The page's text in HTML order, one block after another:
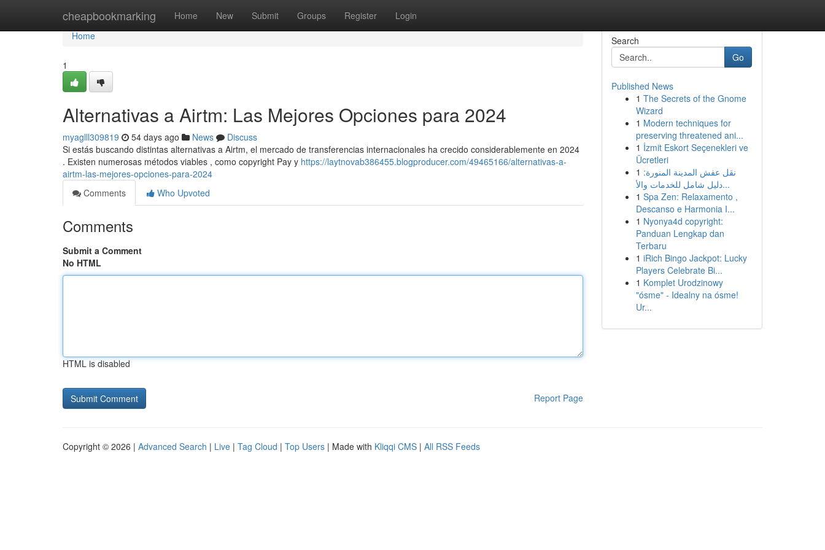
cheapbookmarking Home New Submit Groups Register Login
Home
Home
1
Alternativas a Airtm: Las Mejores Opciones para 2024
myaglll309819 54 days ago News
Discuss
Si estás buscando distintas alternativas a Airtm, el mercado de transferencias internacionales ha crecido considerablemente en 2024
. Existen numerosas métodos viables , como copyright Pay y https://laytnovab386455.blogproducer.com/49465166/alternativas-a-
airtm-las-mejores-opciones-para-2024
Comments
Who Upvoted
Comments
Submit a Comment
No HTML
HTML is disabled
Report Page
Search
Go
Published News
1 The Secrets of the Gnome
Wizard
1 Modern techniques for
preserving threatened ani...
1 İzmit Eskort Seçenekleri ve
Ücretleri
1 نقل عفش المدينة المنورة:
دليل شامل للخدمات والأ...
1 Spa Zen: Relaxamento ,
Descanso e Harmonia I...
1 Nyonya4d copyright:
Panduan Lengkap dan
Terbaru
1 iRich Bingo Jackpot: Lucky
Players Celebrate Bi...
1 Komplet Urodzinowy
"ósme" - Idealny na ósme!
Ur...
Copyright © 2026 | Advanced Search | Live | Tag Cloud | Top Users | Made with Kliqqi CMS | All RSS Feeds